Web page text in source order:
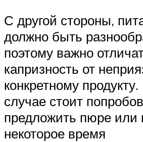
С другой стороны,
должно быть
поэтому важно
капризность от
конкретному
случае стоит
предложить пюре или
некоторое время